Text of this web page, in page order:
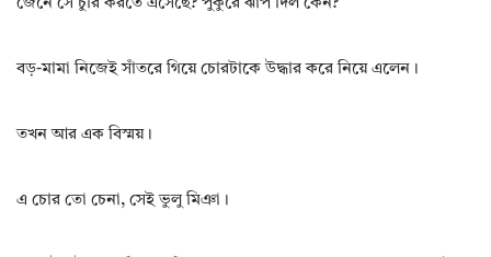
জেনে সে চুরি করতে এসেছে? পুকুরে ঝাঁপ দিল কেন?
বড়-মামা নিজেই সাঁতরে গিয়ে চোরটাকে উদ্ধার করে নিয়ে এলেন।
তখন আর এক বিস্ময়।
এ চোর তো চেনা, সেই ভুলু মিঞা।